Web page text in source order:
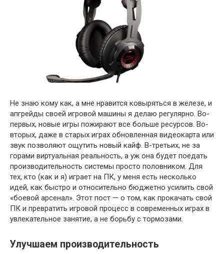
Не знаю кому как, а мне нравится ковыряться в железе, и
апгрейды своей игровой машины я делаю регулярно. Во-
первых, новые игры пожирают все больше ресурсов. Во-
вторых, даже в старых играх обновленная видеокарта или
звук позволяют ощутить новый кайф. В-третьих, не за
горами виртуальная реальность, а уж она будет поедать
производительность системы просто половником. Для
тех, кто (как и я) играет на ПК, у меня есть несколько
идей, как быстро и относительно бюджетно усилить свой
«боевой арсенал». Этот пост — о том, как прокачать свой
ПК и превратить игровой процесс в современных играх в
увлекательное занятие, а не борьбу с тормозами.
Улучшаем производительность